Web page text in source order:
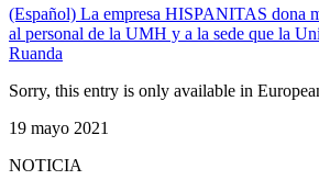
(Español) La empresa HISPANITAS dona
al personal de la UMH y a la sede que la
Ruanda
Sorry, this entry is only available in
19 mayo 2021
NOTICIA